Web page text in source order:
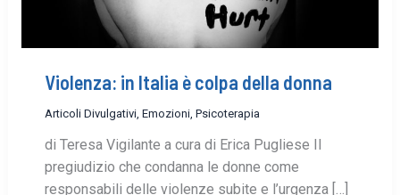
Violenza: in Italia è colpa della donna
Articoli Divulgativi, Emozioni, Psicoterapia
di Teresa Vigilante a cura di Erica Pugliese Il
pregiudizio che condanna le donne come
responsabili delle violenze subite e l’urgenza […]